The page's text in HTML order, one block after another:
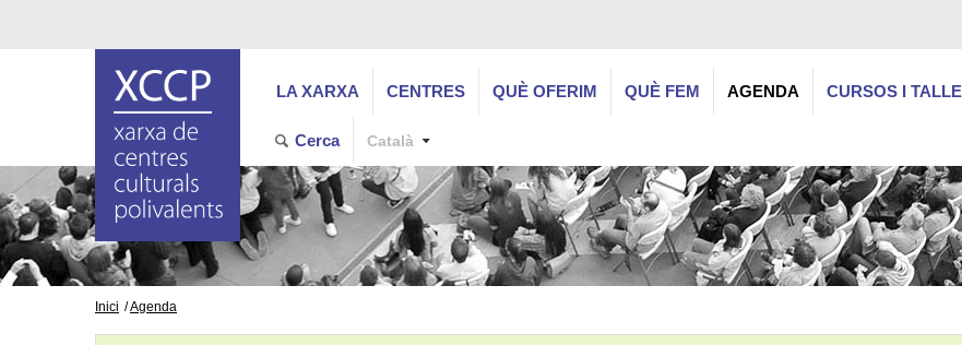
LA XARXA CENTRES QUÈ OFERIM QUÈ FEM AGENDA CURSOS I
Cerca Català
Inici Agenda